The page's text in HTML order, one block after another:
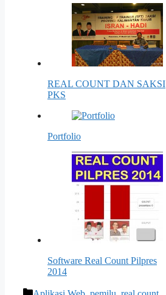
REAL COUNT DAN SAKSI
PKS
Portfolio
Software Real Count Pilpres
2014
Kategori